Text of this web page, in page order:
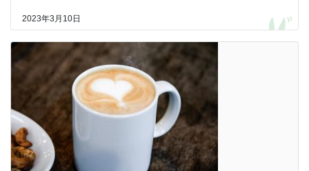
2023年3月10日